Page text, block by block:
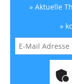
» Aktuelle
»